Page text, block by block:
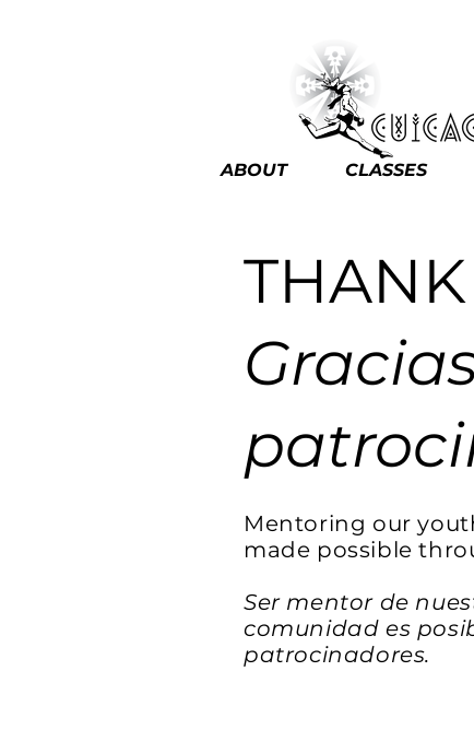
ABOUT CLASSES
Mentoring our
made possible
Ser mentor de
comunidad es
patrocinadores.